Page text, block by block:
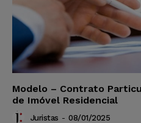
Modelo – Contrato
de Imóvel Residencial
Juristas - 08/01/2025